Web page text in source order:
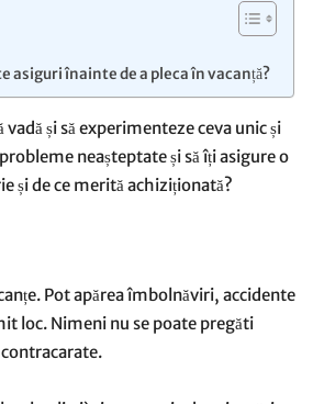
de
asiguri înainte de a pleca în vacanță?
și să experimenteze ceva unic și
neașteptate și să îți asigure o
și de ce merită achiziționată?
Pot apărea îmbolnăviri, accidente
loc. Nimeni nu se poate pregăti